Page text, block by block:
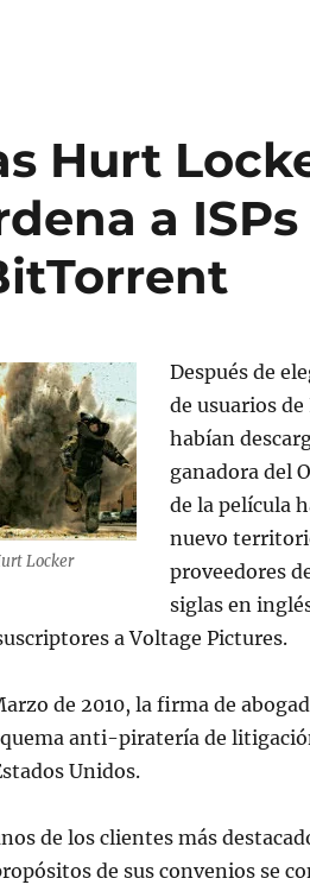
Hurt
a
Locker
Después de
de usuarios
habían
ganadora del
de la película
nuevo
proveedores
siglas en
a Voltage Pictures.
de 2010, la firma de
anti-piratería de
Unidos.
de los clientes más
de sus convenios se